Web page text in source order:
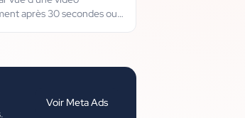
après 30 secondes ou
.
Voir Meta Ads